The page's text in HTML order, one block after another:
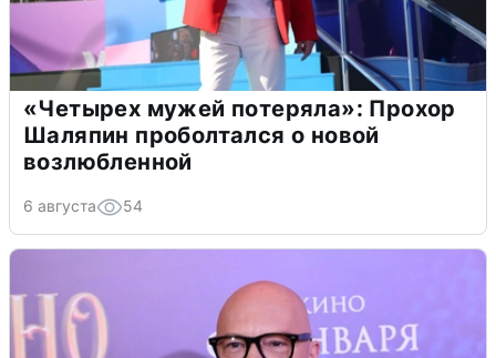
«Четырех мужей потеряла»: Прохор
Шаляпин проболтался о новой
возлюбленной
6 августа 54